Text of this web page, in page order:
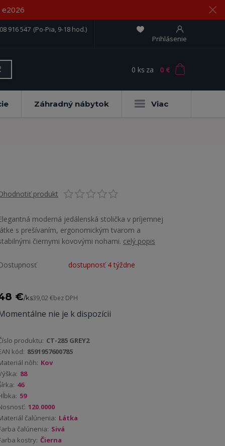
e2026
Prihlásenie
916 547 (Po-Pia, 9-18 hod.)
0 ks za 0 €
Záhradný nábytok Viac
produkt
moderná jedálenská stolička v príjemnej
s prešívaním, ergonomickým tvarom a
čiernymi kovovými nohami. celý popis
dostupnosť 4 týždne
€/ks39,02 €bez DPH
nie je k dispozícii
produktu: CT-285 GREY2
kód: 8591957600785
nôh: Kov
88
46
59
120.0000
čalúnenia: Látka
čalúnenia: Sivá
kostry: Čierna